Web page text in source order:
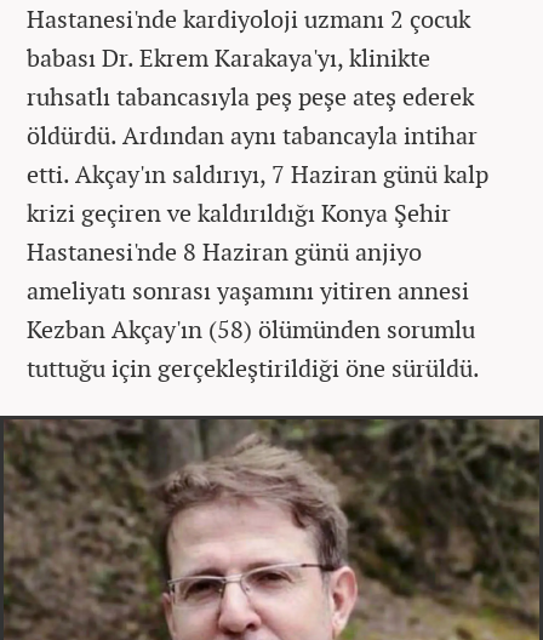
Hastanesi'nde kardiyoloji uzmanı 2 çocuk
babası Dr. Ekrem Karakaya'yı, klinikte
ruhsatlı tabancasıyla peş peşe ateş ederek
öldürdü. Ardından aynı tabancayla intihar
etti. Akçay'ın saldırıyı, 7 Haziran günü kalp
krizi geçiren ve kaldırıldığı Konya Şehir
Hastanesi'nde 8 Haziran günü anjiyo
ameliyatı sonrası yaşamını yitiren annesi
Kezban Akçay'ın (58) ölümünden sorumlu
tuttuğu için gerçekleştirildiği öne sürüldü.